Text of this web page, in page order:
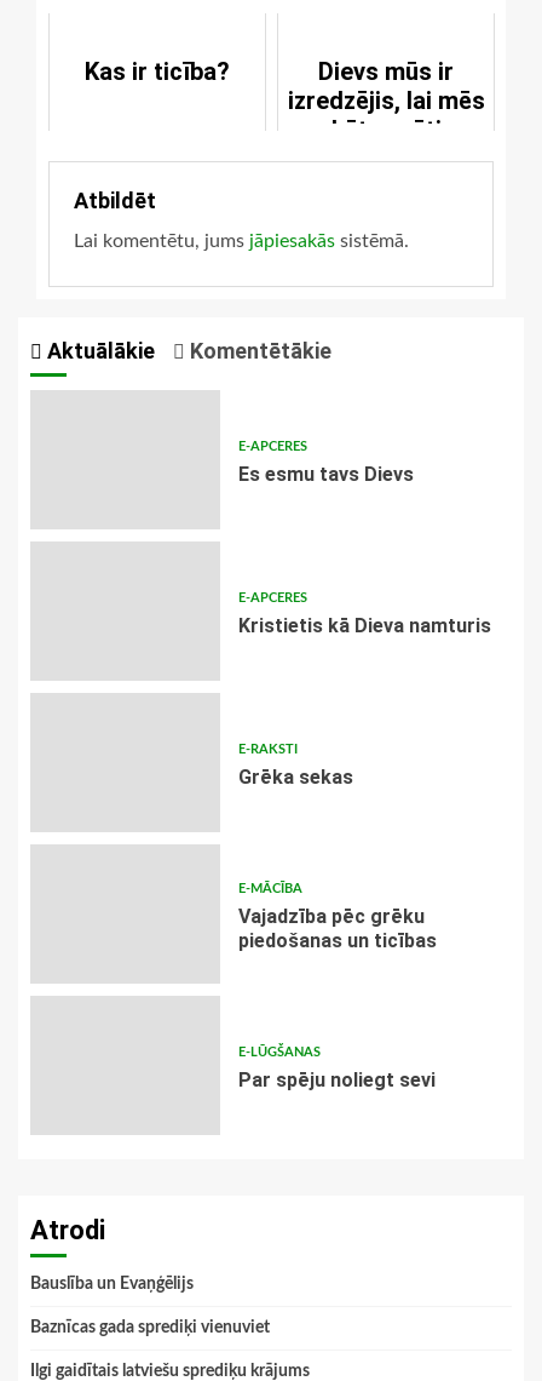
Kas ir ticība?
Dievs mūs ir
izredzējis, lai mēs
būtu svēti
Atbildēt
Lai komentētu, jums jāpiesakās sistēmā.
Aktuālākie Komentētākie
E-APCERES
Es esmu tavs Dievs
E-APCERES
Kristietis kā Dieva namturis
E-RAKSTI
Grēka sekas
E-MĀCĪBA
Vajadzība pēc grēku
piedošanas un ticības
E-LŪGŠANAS
Par spēju noliegt sevi
Atrodi
Bauslība un Evaņģēlijs
Baznīcas gada sprediķi vienuviet
Ilgi gaidītais latviešu sprediķu krājums